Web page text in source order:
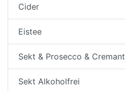
Cider
Eistee
Sekt & Prosecco & Cremant
Sekt Alkoholfrei